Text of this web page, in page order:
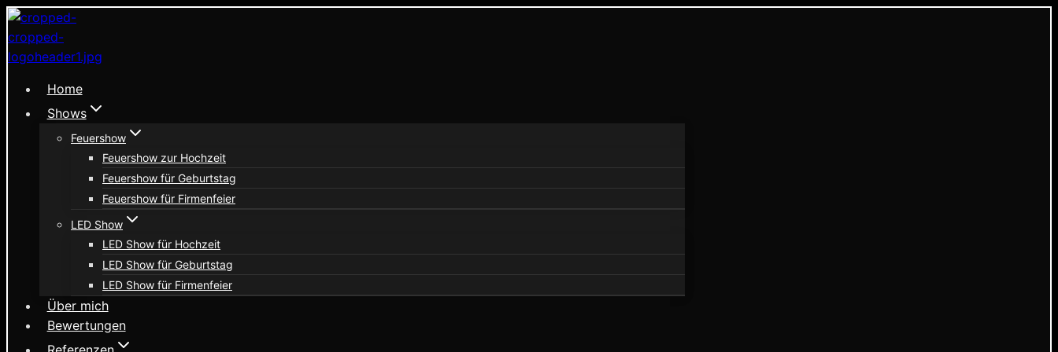
Zum
Inhalt
springen
Home
Shows
Feuershow
Feuershow zur Hochzeit
Feuershow für Geburtstag
Feuershow für Firmenfeier
LED Show
LED Show für Hochzeit
LED Show für Geburtstag
LED Show für Firmenfeier
Über mich
Bewertungen